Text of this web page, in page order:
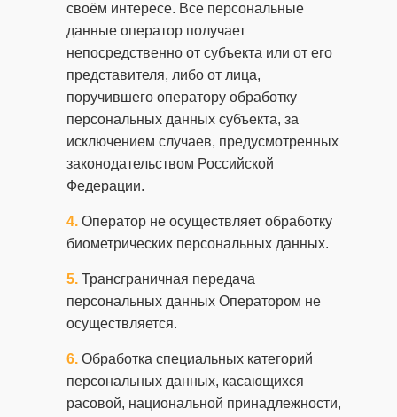
своём интересе. Все персональные
данные оператор получает
непосредственно от субъекта или от его
представителя, либо от лица,
поручившего оператору обработку
персональных данных субъекта, за
исключением случаев, предусмотренных
законодательством Российской
Федерации.
Оператор не осуществляет обработку
биометрических персональных данных.
Трансграничная передача
персональных данных Оператором не
осуществляется.
Обработка специальных категорий
персональных данных, касающихся
расовой, национальной принадлежности,